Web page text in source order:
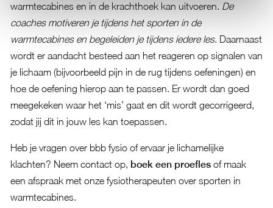
warmtecabines en in de krachthoek kan uitvoeren. De
coaches motiveren je tijdens het sporten in de
warmtecabines en begeleiden je tijdens iedere les. Daarnaast
wordt er aandacht besteed aan het reageren op signalen van
je lichaam (bijvoorbeeld pijn in de rug tijdens oefeningen) en
hoe de oefening hierop aan te passen. Er wordt dan goed
meegekeken waar het ‘mis’ gaat en dit wordt gecorrigeerd,
zodat jij dit in jouw les kan toepassen.
Heb je vragen over bbb fysio of ervaar je lichamelijke
klachten? Neem contactop, boek een proefles of maak
een afspraak met onze fysiotherapeuten over sporten in
warmtecabines.